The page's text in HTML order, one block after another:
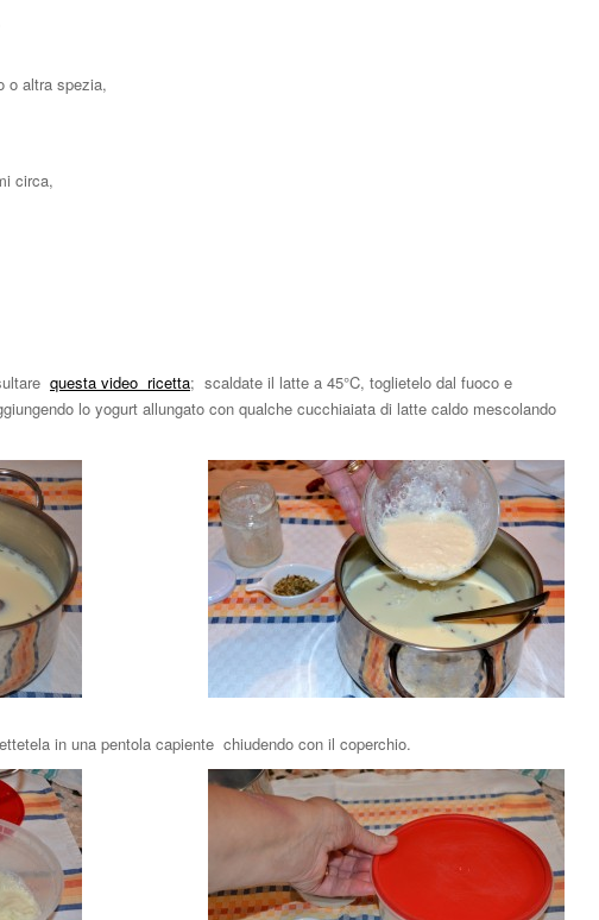
o altra spezia,
circa,
questa video ricetta; scaldate il latte a 45°C, toglietelo dal fuoco e
lo yogurt allungato con qualche cucchiaiata di latte caldo mescolando
in una pentola capiente chiudendo con il coperchio.